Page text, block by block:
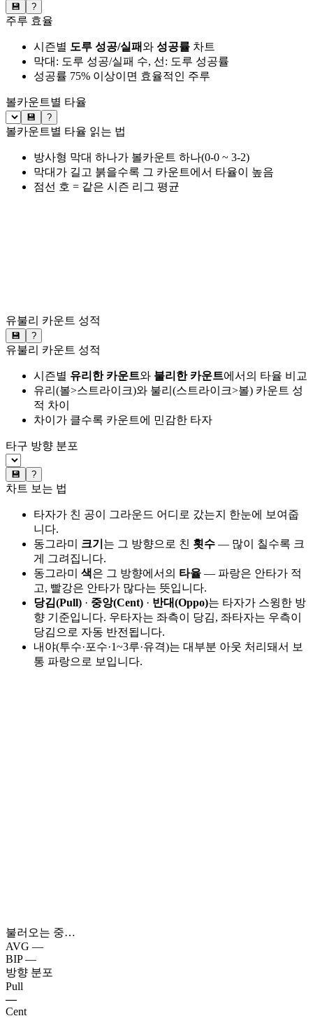
💾 ?
주루 효율
시즌별 도루 성공/실패와 성공률 차트
막대: 도루 성공/실패 수, 선: 도루 성공률
성공률 75% 이상이면 효율적인 주루
볼카운트별 타율
💾 ?
볼카운트별 타율 읽는 법
방사형 막대 하나가 볼카운트 하나(0-0 ~ 3-2)
막대가 길고 붉을수록 그 카운트에서 타율이 높음
점선 호 = 같은 시즌 리그 평균
유불리 카운트 성적
💾 ?
유불리 카운트 성적
시즌별 유리한 카운트와 불리한 카운트에서의 타율 비교
유리(볼>스트라이크)와 불리(스트라이크>볼) 카운트 성
적 차이
차이가 클수록 카운트에 민감한 타자
타구 방향 분포
💾 ?
차트 보는 법
타자가 친 공이 그라운드 어디로 갔는지 한눈에 보여줍
니다.
동그라미 크기 는 그 방향으로 친 횟수 — 많이 칠수록 크
게 그려집니다.
동그라미 색은 그 방향에서의 타율 — 파랑은 안타가 적
고, 빨강은 안타가 많다는 뜻입니다.
당김(Pull) · 중앙(Cent) · 반대(Oppo)는 타자가 스윙한 방
향 기준입니다. 우타자는 좌측이 당김, 좌타자는 우측이
당김으로 자동 반전됩니다.
내야(투수·포수·1~3루·유격)는 대부분 아웃 처리돼서 보
통 파랑으로 보입니다.
불러오는 중…
AVG —
BIP —
방향 분포
Pull
—
Cent